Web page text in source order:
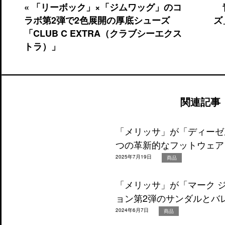
« 「リーボック」×「ジムワッグ」のコ
ラボ第2弾で2色展開の厚底シューズ
「CLUB C EXTRA（クラブシーエクス
トラ）」
関連記事
「メリッサ」が「ディ
つの革新的なフットウェ
2025年7月19日 商品
「メリッサ」が「マーク
ョン第2弾のサンダルとバ
2024年6月7日 商品